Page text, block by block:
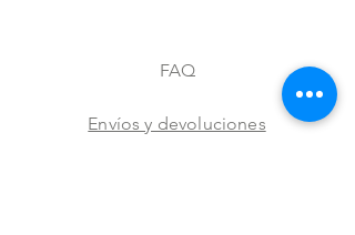
FAQ
Envíos y devoluciones